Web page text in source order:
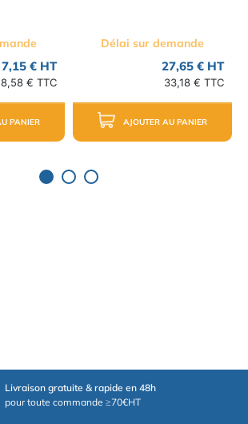
7,15 € HT
8,58 € TTC
PANIER
Délai sur demande
27,65 € HT
33,18 € TTC
AJOUTER AU PANIER
Livraison gratuite & rapide en 48h
pour toute commande ≥70€HT